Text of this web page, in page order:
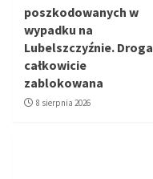
poszkodowanych w
wypadku na
Lubelszczyźnie. Droga
całkowicie
zablokowana
8 sierpnia 2026